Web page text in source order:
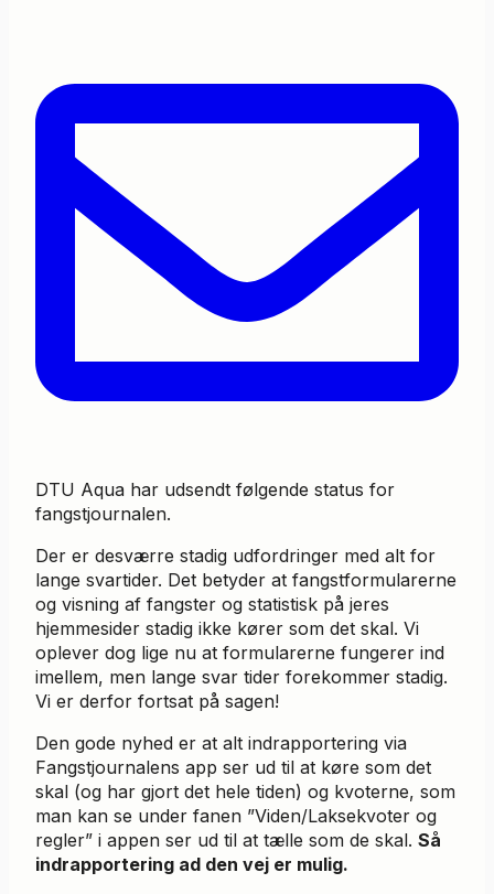
DTU Aqua har udsendt følgende status for
fangstjournalen.
Der er desværre stadig udfordringer med alt for
lange svartider. Det betyder at fangstformularerne
og visning af fangster og statistisk på jeres
hjemmesider stadig ikke kører som det skal. Vi
oplever dog lige nu at formularerne fungerer ind
imellem, men lange svar tider forekommer stadig.
Vi er derfor fortsat på sagen!
Den gode nyhed er at alt indrapportering via
Fangstjournalens app ser ud til at køre som det
skal (og har gjort det hele tiden) og kvoterne, som
man kan se under fanen ”Viden/Laksekvoter og
regler” i appen ser ud til at tælle som de skal. Så
indrapportering ad den vej er mulig.